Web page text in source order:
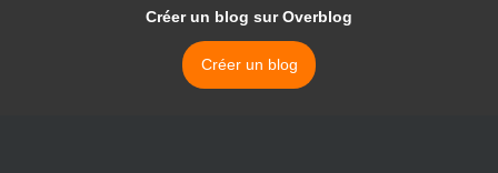
Créer un blog sur Overblog
Créer un blog